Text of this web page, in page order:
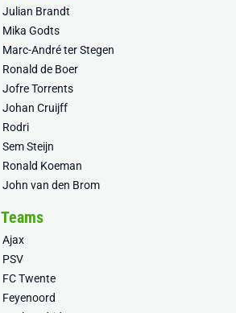
Julian Brandt
Mika Godts
Marc-André ter Stegen
Ronald de Boer
Jofre Torrents
Johan Cruijff
Rodri
Sem Steijn
Ronald Koeman
John van den Brom
Teams
Ajax
PSV
FC Twente
Feyenoord